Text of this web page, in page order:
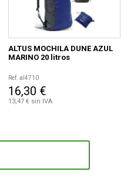
ALTUS MOCHILA DUNE AZUL
MARINO 20 litros
Ref. al4710
16,30 €
13,47 € sin IVA